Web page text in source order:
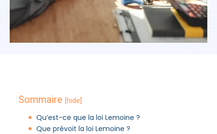
Sommaire [hide]
Qu’est-ce que la loi Lemoine ?
Que prévoit la loi Lemoine ?